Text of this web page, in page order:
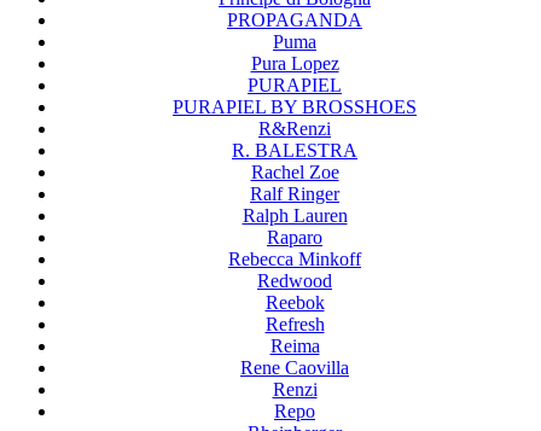
PROPAGANDA
Puma
Pura Lopez
PURAPIEL
PURAPIEL BY BROSSHOES
R&Renzi
R. BALESTRA
Rachel Zoe
Ralf Ringer
Ralph Lauren
Raparo
Rebecca Minkoff
Redwood
Reebok
Refresh
Reima
Rene Caovilla
Renzi
Repo